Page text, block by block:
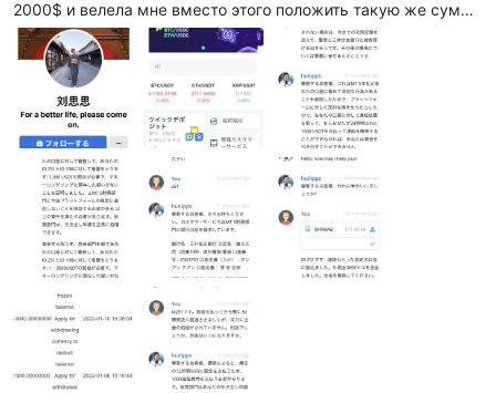
2000$ и велела мне вместо этого положить такую же сумму
денег. Итак, сначала я отправил 30 000 иен для открытия сч
ета, затем 70 000 иен, затем 100 000 иен на указанный личн
ый счет Sumitomo Bank, и транзакция началась с транзакци
и, так что это было 5340 долларов, поэтому снятие Когда я п
одал заявку, меня заподозрили отмывания денег и заплатил
штраф в размере 3000 долларов. После этого я потребовал
заплатить 1000 долларов, потому что была задержка с моей
заявкой на вывод средств, и я платил каждый раз. До сих п
ор не заплатили, а с меня попросили 1500 долларов. Я еще н
е получил денег.